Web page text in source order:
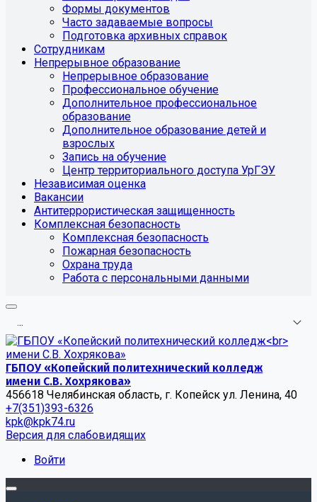
Формы документов
Часто задаваемые вопросы
Подготовка архивных справок
Сотрудникам
Непрерывное образование
Непрерывное образование
Профессиональное обучение
Дополнительное профессиональное
образование
Дополнительное образование детей и
взрослых
Запись на обучение
Центр территориального доступа УрГЭУ
Независимая оценка
Вакансии
Антитеррористическая защищенность
Комплексная безопасность
Комплексная безопасность
Пожарная безопасность
Охрана труда
Работа с персональными данными
...
ГБПОУ «Копейский политехнический колледж
имени С.В. Хохрякова»
456618 Челябинская область, г. Копейск ул. Ленина, 40
+7(351)393-6326
kpk@kpk74.ru
Версия для слабовидящих
Войти